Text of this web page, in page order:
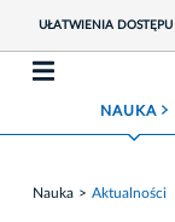
UŁATWIENIA DOSTĘPU
NAUKA ROZWIŃ MENU
Nauka Aktualności